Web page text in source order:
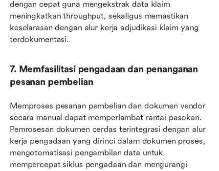
dengan cepat guna mengekstrak data klaim
meningkatkan throughput, sekaligus memastikan
keselarasan dengan alur kerja adjudikasi klaim yang
terdokumentasi.
7. Memfasilitasi pengadaan dan penanganan
pesanan pembelian
Memproses pesanan pembelian dan dokumen vendor
secara manual dapat memperlambat rantai pasokan.
Pemrosesan dokumen cerdas terintegrasi dengan alur
kerja pengadaan yang dirinci dalam dokumen proses,
mengotomatisasi pengambilan data untuk
mempercepat siklus pengadaan dan mengurangi